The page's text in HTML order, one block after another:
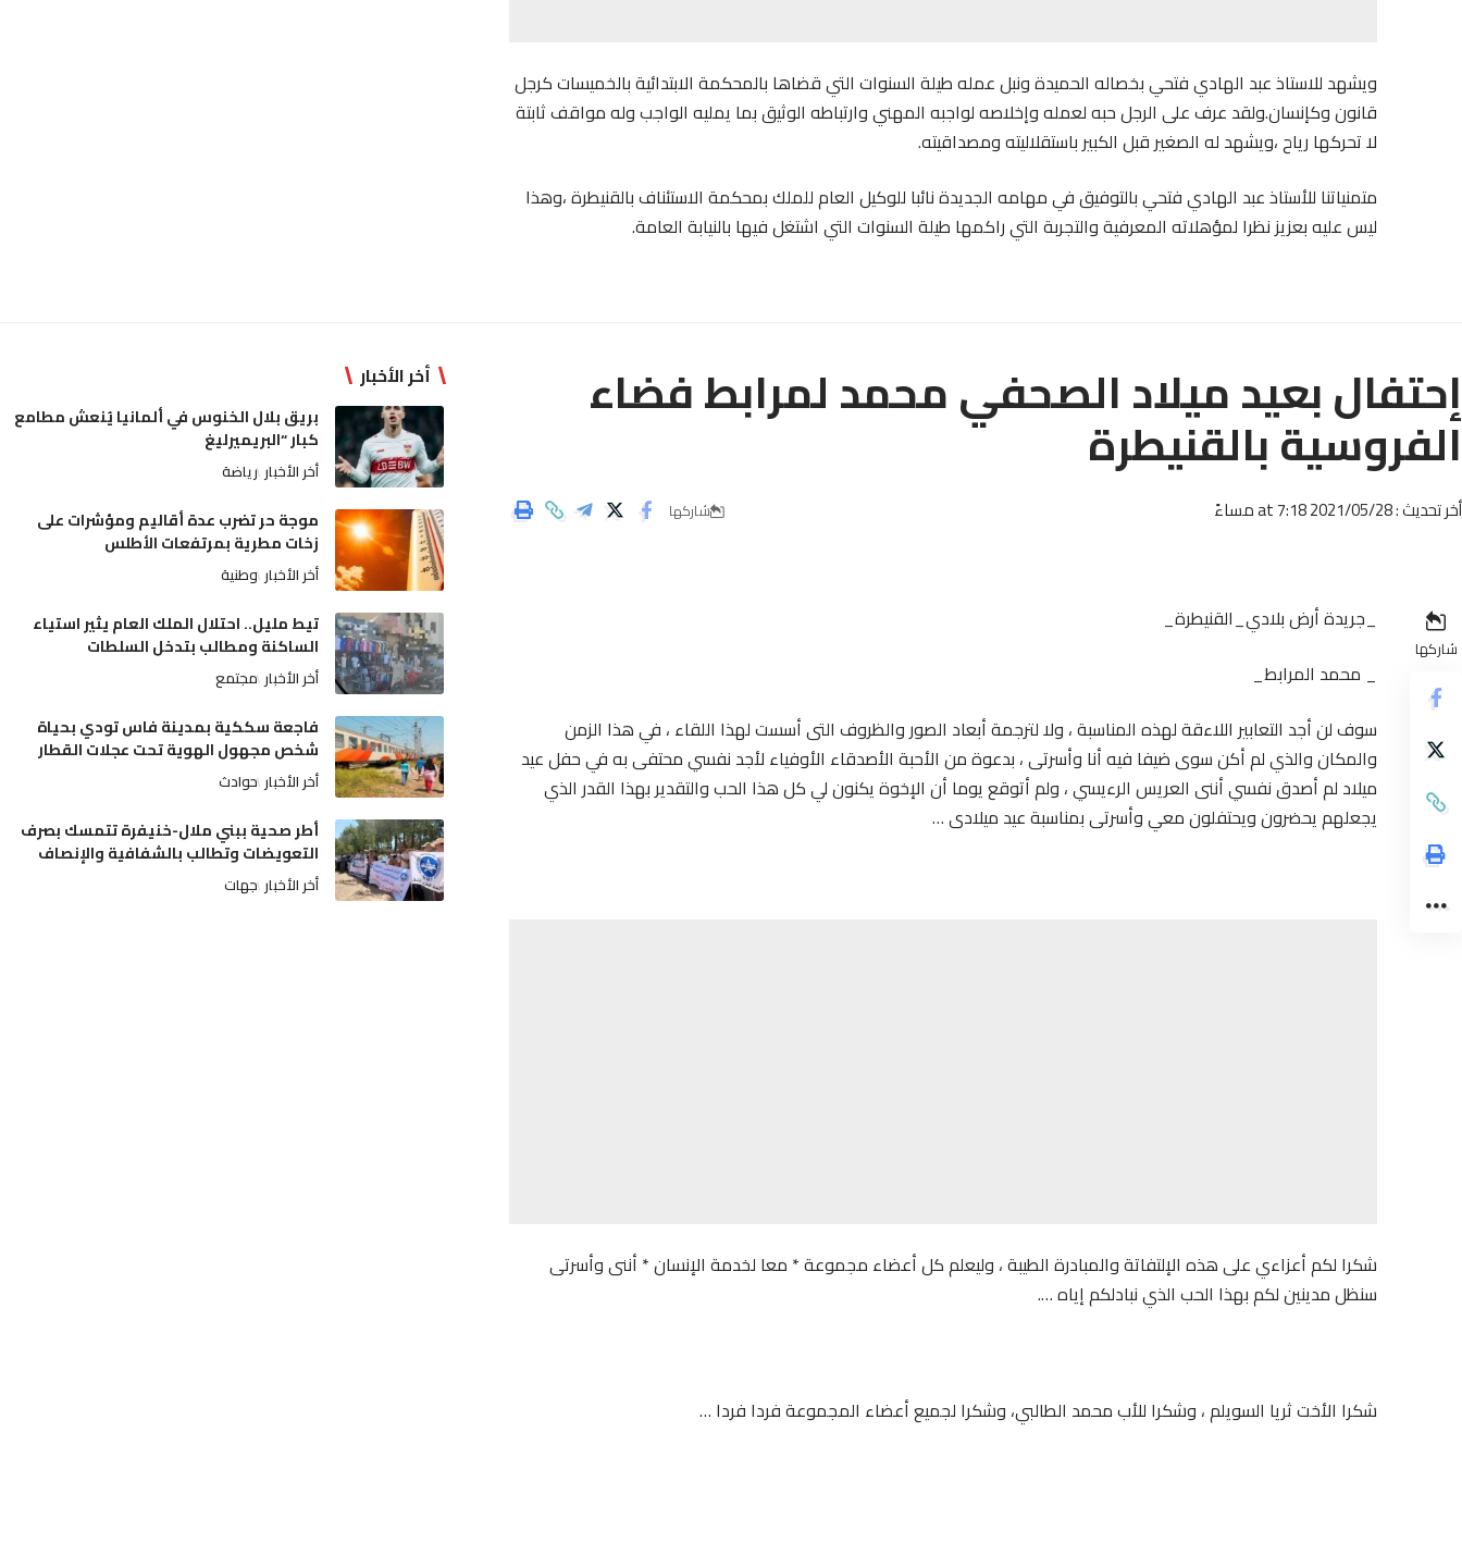
ويشهد للاستاذ عبد الهادي فتحي بخصاله الحميدة ونبل عمله طيلة السنوات التي قضاها بالمحكمة الابتدائية بالخميسات كرجل
قانون وكإنسان.ولقد عرف على الرجل حبه لعمله وإخلاصه لواجبه المهني وارتباطه الوثيق بما يمليه الواجب وله مواقف ثابتة
لا تحركها رياح ،ويشهد له الصغير قبل الكبير باستقلاليته ومصداقيته.
متمنياتنا للأستاذ عبد الهادي فتحي بالتوفيق في مهامه الجديدة نائبا للوكيل العام للملك بمحكمة الاستئناف بالقنيطرة ،وهذا
ليس عليه بعزيز نظرا لمؤهلاته المعرفية والتجربة التي راكمها طيلة السنوات التي اشتغل فيها بالنيابة العامة.
إحتفال بعيد ميلاد الصحفي محمد لمرابط فضاء
الفروسية بالقنيطرة
أخر تحديث : 2021/05/28 at 7:18 مساءً شاركها
شاركها
_جريدة أرض بلادي_القنيطرة_
_ محمد المرابط_
سوف لن أجد التعابير اللاءقة لهذه المناسبة ، ولا لترجمة أبعاد الصور والظروف التى أسست لهذا اللقاء ، في هذا الزمن
والمكان والذي لم أكن سوى ضيفا فيه أنا وأسرتى ، بدعوة من الأحبة الأصدقاء الأوفياء لأجد نفسي محتفى به في حفل عيد
ميلاد لم أصدق نفسي أننى العريس الرءيسي ، ولم أتوقع يوما أن الإخوة يكنون لي كل هذا الحب والتقدير بهذا القدر الذي
يجعلهم يحضرون ويحتفلون معي وأسرتى بمناسبة عيد ميلادى …
شكرا لكم أعزاءي على هذه الإلتفاتة والمبادرة الطيبة ، وليعلم كل أعضاء مجموعة * معا لخدمة الإنسان * أننى وأسرتى
سنظل مدينين لكم بهذا الحب الذي نبادلكم إياه ….
شكرا الأخت ثريا السويلم ، وشكرا للأب محمد الطالبي، وشكرا لجميع أعضاء المجموعة فردا فردا …
أخر الأخبار
بريق بلال الخنوس في ألمانيا يُنعش مطامع
كبار “البريميرليغ
أخر الأخبار رياضة
موجة حر تضرب عدة أقاليم ومؤشرات على
زخات مطرية بمرتفعات الأطلس
أخر الأخبار وطنية
تيط مليل.. احتلال الملك العام يثير استياء
الساكنة ومطالب بتدخل السلطات
أخر الأخبار مجتمع
فاجعة سككية بمدينة فاس تودي بحياة
شخص مجهول الهوية تحت عجلات القطار
أخر الأخبار حوادث
أطر صحية ببني ملال-خنيفرة تتمسك بصرف
التعويضات وتطالب بالشفافية والإنصاف
أخر الأخبار جهات